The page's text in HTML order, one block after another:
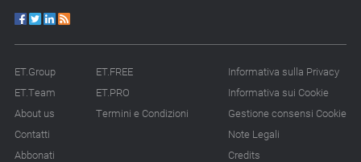
ET.Group
ET.Team
About us
Contatti
Abbonati
ET.FREE
ET.PRO
Termini e Condizioni
Informativa sulla Privacy
Informativa sui Cookie
Gestione consensi Cookie
Note Legali
Credits